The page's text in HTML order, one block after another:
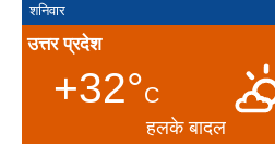
शनिवार
उत्तर प्रदेश
+32°C
हलके बादल